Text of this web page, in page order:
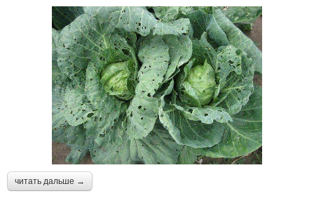
читать дальше →